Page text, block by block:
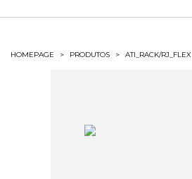
HOMEPAGE > PRODUTOS > ATI_RACK/RJ_FLEX